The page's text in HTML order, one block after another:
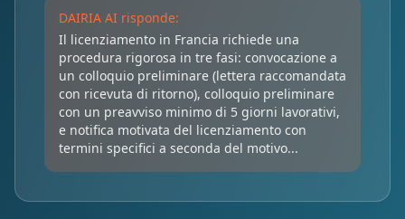
DAIRIA AI risponde:
Il licenziamento in Francia richiede una
procedura rigorosa in tre fasi: convocazione a
un colloquio preliminare (lettera raccomandata
con ricevuta di ritorno), colloquio preliminare
con un preavviso minimo di 5 giorni lavorativi,
e notifica motivata del licenziamento con
termini specifici a seconda del motivo...